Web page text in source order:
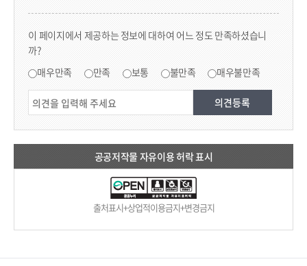
이 페이지에서 제공하는 정보에 대하여 어느 정도 만족하셨습니
까?
매우만족 만족 보통 불만족 매우불만족
공공저작물 자유이용 허락 표시
출처표시+상업적이용금지+변경금지